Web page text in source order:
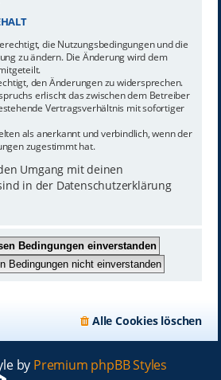
die Nutzungsbedingungen und die
zu ändern. Die Änderung wird dem
den Änderungen zu widersprechen.
erlischt das zwischen dem Betreiber
Vertragsverhältnis mit sofortiger
als anerkannt und verbindlich, wenn der
zugestimmt hat.
Umgang mit deinen
in der Datenschutzerklärung
Alle Cookies löschen
by Premium phpBB Styles